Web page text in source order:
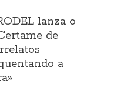
lanza o
de
a